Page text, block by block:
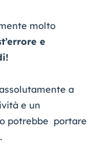
molto
e
a
e un
potrebbe portare